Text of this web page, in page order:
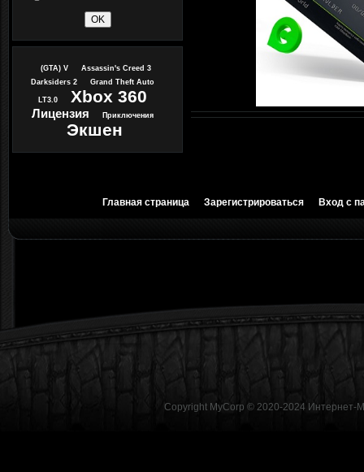
(GTA) V
Assassin's Creed 3
Darksiders 2
Grand Theft Auto
LT3.0 Xbox 360
Лицензия Приключения
Экшен
Главная страница Зарегистрироваться Вход с
Copyright MyCorp © 2020-2024 Интернет-